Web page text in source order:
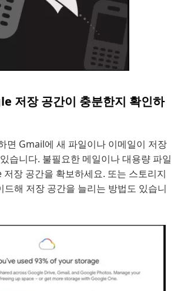
저장 공간이 충분한지 확인하
면 Gmail에 새 파일이나 이메일이 저장
습니다. 불필요한 메일이나 대용량 파일
장 공간을 확보하세요. 또는 스토리지
드해 저장 공간을 늘리는 방법도 있습니